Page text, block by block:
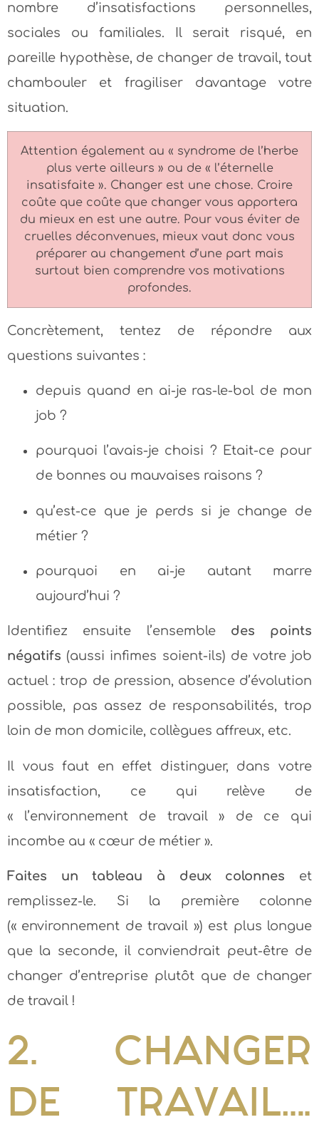
nombre d’insatisfactions personnelles,
sociales ou familiales. Il serait risqué, en
pareille hypothèse, de changer de travail, tout
chambouler et fragiliser davantage votre
situation.
Attention également au « syndrome de l’herbe
plus verte ailleurs » ou de « l’éternelle
insatisfaite ». Changer est une chose. Croire
coûte que coûte que changer vous apportera
du mieux en est une autre. Pour vous éviter de
cruelles déconvenues, mieux vaut donc vous
préparer au changement d’une part mais
surtout bien comprendre vos motivations
profondes.
Concrètement, tentez de répondre aux
questions suivantes :
depuis quand en ai-je ras-le-bol de mon
job ?
pourquoi l’avais-je choisi ? Etait-ce pour
de bonnes ou mauvaises raisons ?
qu’est-ce que je perds si je change de
métier ?
pourquoi en ai-je autant marre
aujourd’hui ?
Identifiez ensuite l’ensembledes points
négatifs (aussi infimes soient-ils) de votre job
actuel : trop de pression, absence d’évolution
possible, pas assez de responsabilités, trop
loin de mon domicile, collègues affreux, etc.
Il vous faut en effet distinguer, dans votre
insatisfaction, ce qui relève de
« l’environnement de travail » de ce qui
incombe au « cœur de métier ».
Faites un tableau à deux colonnes et
remplissez-le. Si la première colonne
(« environnement de travail ») est plus longue
que la seconde, il conviendrait peut-être de
changer d’entreprise plutôt que de changer
de travail !
2. CHANGER
DE TRAVAIL….